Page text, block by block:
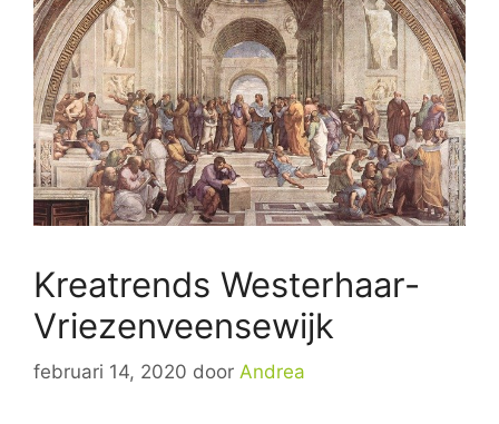
Kreatrends Westerhaar-
Vriezenveensewijk
februari 14, 2020 door Andrea